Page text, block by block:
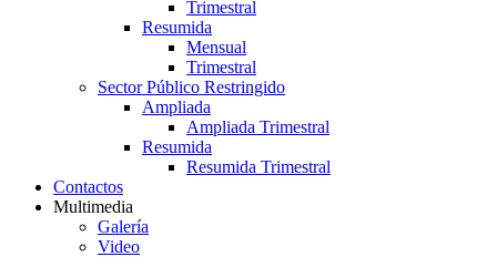
Trimestral
Resumida
Mensual
Trimestral
Sector Público Restringido
Ampliada
Ampliada Trimestral
Resumida
Resumida Trimestral
Contactos
Multimedia
Galería
Video